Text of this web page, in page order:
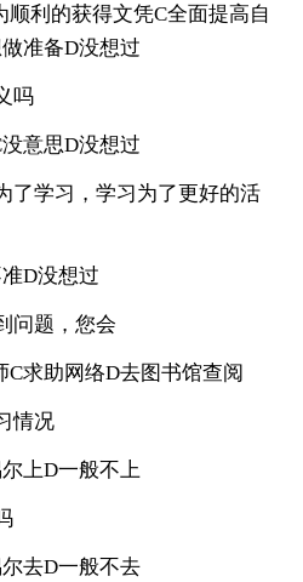
顺利的获得文凭C全面提高自
准备D没想过
吗
意思D没想过
了学习，学习为了更好的活
D没想过
问题，您会
C求助网络D去图书馆查阅
情况
上D一般不上
去D一般不去